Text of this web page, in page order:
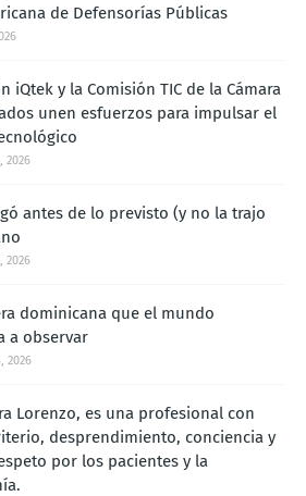
de Defensorías Públicas
iQtek y la Comisión TIC de la Cámara
unen esfuerzos para impulsar el
2026
antes de lo previsto (y no la trajo
2026
dominicana que el mundo
a observar
2026
Lorenzo, es una profesional con
desprendimiento, conciencia y
por los pacientes y la